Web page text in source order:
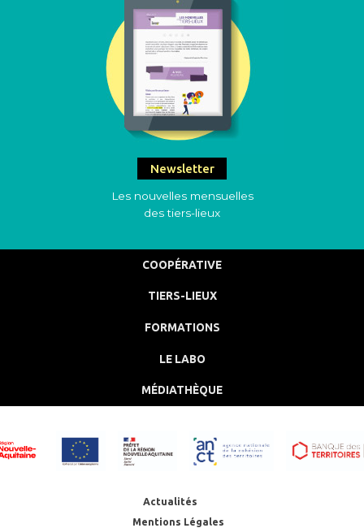
Newsletter
Les nouvelles mensuelles
des tiers-lieux
COOPÉRATIVE
TIERS-LIEUX
FORMATIONS
LE LABO
MÉDIATHÈQUE
Actualités
Mentions Légales